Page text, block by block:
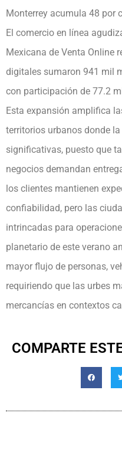
Monterrey acumula 48 por
El comercio en línea
Mexicana de Venta Online
digitales sumaron 941 mil
con participación de 77.2
Esta expansión amplifica
territorios urbanos donde
significativas, puesto que
negocios demandan
los clientes mantienen
confiabilidad, pero las
intrincadas para
planetario de este verano
mayor flujo de personas,
requiriendo que las urbes
mercancías en contextos
COMPARTE